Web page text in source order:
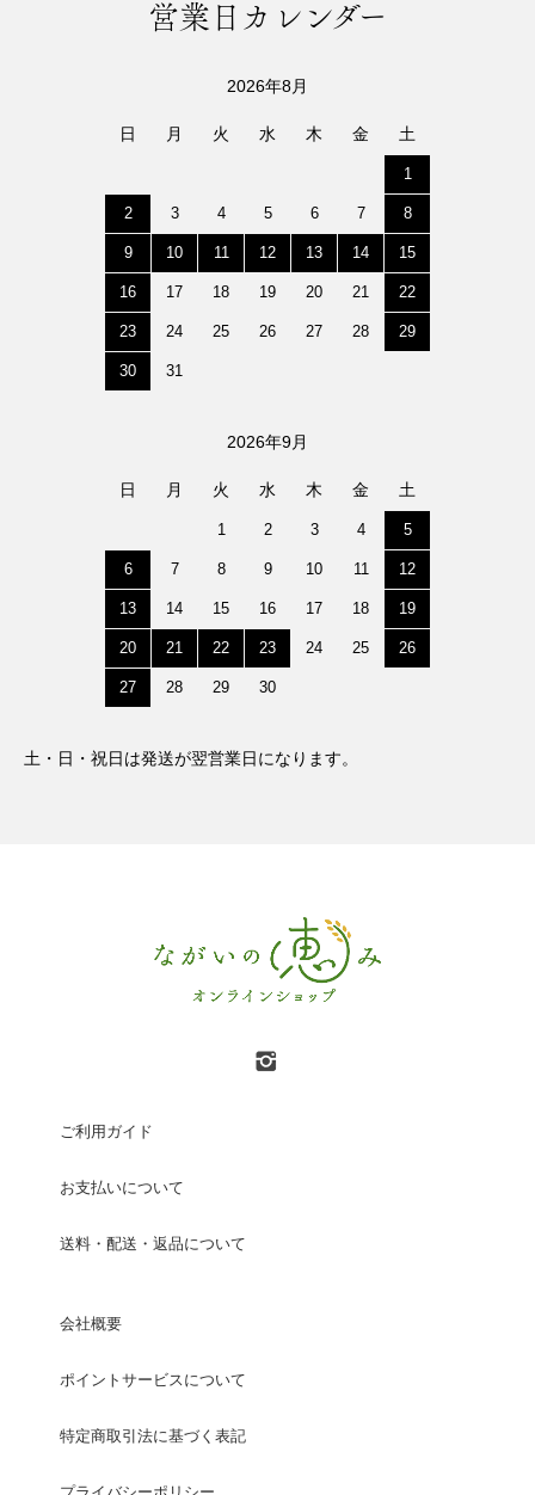
営業日カレンダー
2026年8月
日 月 火 水 木 金 土
1
2 3 4 5 6 7 8
9 10 11 12 13 14 15
16 17 18 19 20 21 22
23 24 25 26 27 28 29
30 31
2026年9月
日 月 火 水 木 金 土
1 2 3 4 5
6 7 8 9 10 11 12
13 14 15 16 17 18 19
20 21 22 23 24 25 26
27 28 29 30
土・日・祝日は発送が翌営業日になります。
ご利用ガイド
お支払いについて
送料・配送・返品について
会社概要
ポイントサービスについて
特定商取引法に基づく表記